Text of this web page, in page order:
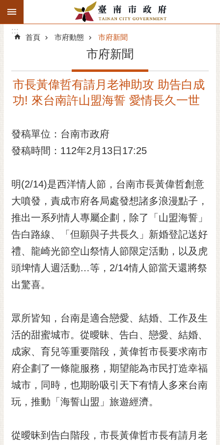
跳到主要內容區塊
搜
階
精彩府城
市府團隊
主題服務
市政資訊
市民互動
黃
偉
哲
螢
光
桐
花
祭
網
站
導
覽
訂
閱
:::
:::
首頁 市府動態 市府新聞
市府新聞
市長黃偉哲有請月老神助攻 助告白成
功! 來台南許山盟海誓 愛情長久一世
發稿單位：台南市政府
發稿時間：112年2月13日17:25
明(2/14)是西洋情人節，台南市長黃偉哲創意
大噴發，責成市府各局處發想諸多浪漫點子，
推出一系列情人專屬企劃，除了「山盟海誓」
告白路線、「但願與子共長久」新婚登記送好
禮、龍崎光節空山祭情人節限定活動，以及虎
頭埤情人週活動…等，2/14情人節當天還將祭
出驚喜。
眾所皆知，台南是適合戀愛、結婚、工作及生
活的甜蜜城市。從曖昧、告白、戀愛、結婚、
成家、育兒等重要階段，黃偉哲市長要求南市
府企劃了一條龍服務，期望能為市民打造幸福
城市，同時，也期盼吸引天下有情人多來台南
玩，推動「海誓山盟」旅遊經濟。
從曖昧到告白階段，市長黃偉哲市長有請月老